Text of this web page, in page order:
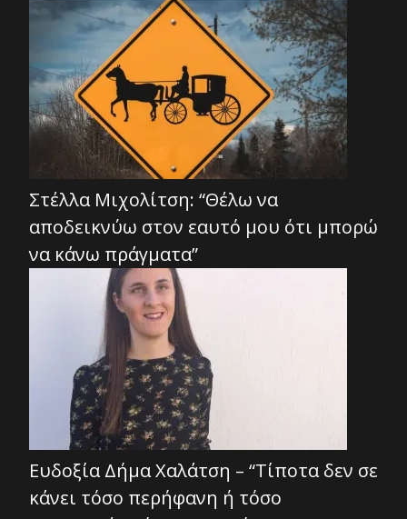
Στέλλα Μιχολίτση: “Θέλω να
αποδεικνύω στον εαυτό μου ότι μπορώ
να κάνω πράγματα”
Ευδοξία Δήμα Χαλάτση – “Τίποτα δεν σε
κάνει τόσο περήφανη ή τόσο